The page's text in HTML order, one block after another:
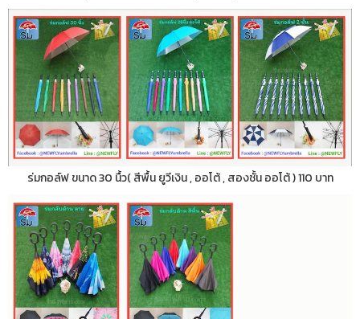
ร่มกอล์ฟ ขนาด 30 นื้ว( สีพื้น ยูวีเงิน , ออโต้ , สองชั้น ออโต้ ) 110 บาท